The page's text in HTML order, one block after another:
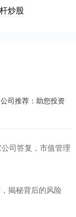
炒股
司推荐：助您投资
司答复，市值管理
揭秘背后的风险